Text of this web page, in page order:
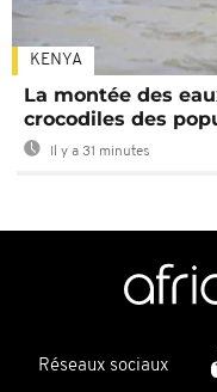
KENYA
La montée des
crocodiles des
Il y a 31 minutes
Réseaux sociaux